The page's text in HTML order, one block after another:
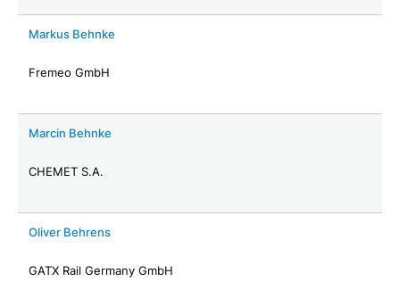
Markus Behnke
Fremeo GmbH
Marcin Behnke
CHEMET S.A.
Oliver Behrens
GATX Rail Germany GmbH